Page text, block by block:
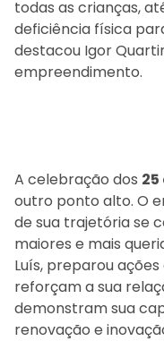
todas as crianças,
deficiência física
destacou Igor
empreendimento.
A celebração dos
outro ponto alto. O
de sua trajetória se
maiores e mais
Luís, preparou
reforçam a sua
demonstram sua
renovação e